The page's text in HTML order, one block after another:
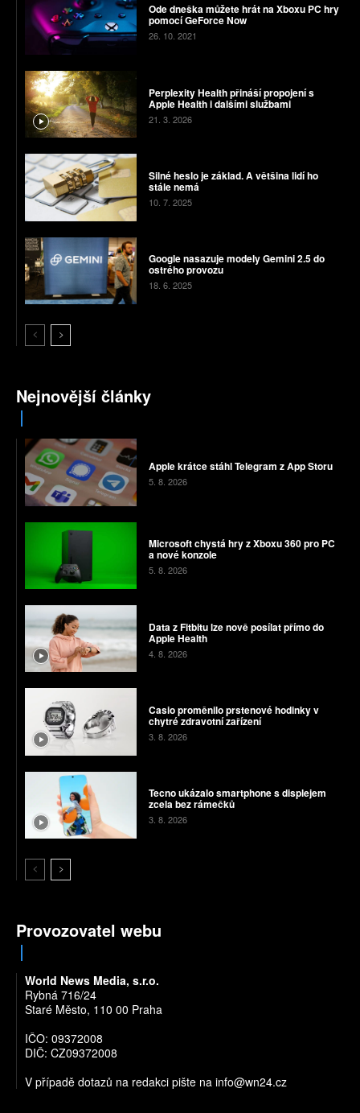
Ode dneška můžete hrát na Xboxu PC hry
pomocí GeForce Now
26. 10. 2021
Perplexity Health přináší propojení s
Apple Health i dalšími službami
21. 3. 2026
Silné heslo je základ. A většina lidí ho
stále nemá
10. 7. 2025
Google nasazuje modely Gemini 2.5 do
ostrého provozu
18. 6. 2025
Nejnovější články
Apple krátce stáhl Telegram z App Storu
5. 8. 2026
Microsoft chystá hry z Xboxu 360 pro PC
a nové konzole
5. 8. 2026
Data z Fitbitu lze nově posílat přímo do
Apple Health
4. 8. 2026
Casio proměnilo prstenové hodinky v
chytré zdravotní zařízení
3. 8. 2026
Tecno ukázalo smartphone s displejem
zcela bez rámečků
3. 8. 2026
Provozovatel webu
World News Media, s.r.o.
Rybná 716/24
Staré Město, 110 00 Praha
IČO: 09372008
DIČ: CZ09372008
V případě dotazů na redakci pište na info@wn24.cz